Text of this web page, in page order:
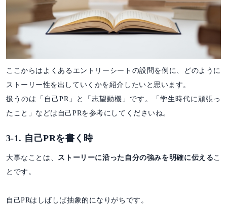
ここからはよくあるエントリーシートの設問を例に、どのように
ストーリー性を出していくかを紹介したいと思います。
扱うのは「自己PR」と「志望動機」です。「学生時代に頑張っ
たこと」などは自己PRを参考にしてくださいね。
3-1. 自己PRを書く時
大事なことは、 ストーリーに沿った自分の強みを明確に伝えるこ
とです。
自己PRはしばしば抽象的になりがちです。